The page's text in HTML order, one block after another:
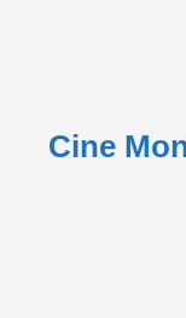
Cine